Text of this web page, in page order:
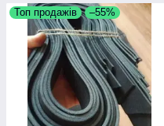
Топ продажів –55%